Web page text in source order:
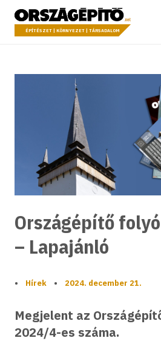
a tartalomhoz
Országépítő
ÉPÍTÉSZET | KÖRNYEZET | TÁRSADALOM
Országépítő
– Lapajánló
• Hírek • 2024. december 21.
Megjelent az
2024/4-es száma.